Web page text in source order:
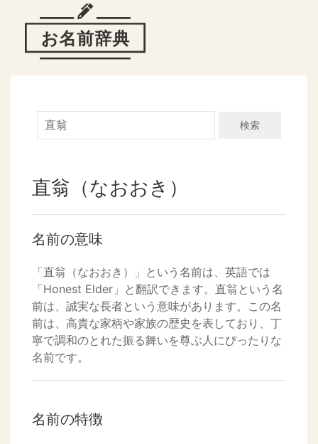
検索
直翁（なおおき）
名前の意味
「直翁（なおおき）」という名前は、英語では
「Honest Elder」と翻訳できます。直翁という名
前は、誠実な長者という意味があります。この名
前は、高貴な家柄や家族の歴史を表しており、丁
寧で調和のとれた振る舞いを尊ぶ人にぴったりな
名前です。
名前の特徴